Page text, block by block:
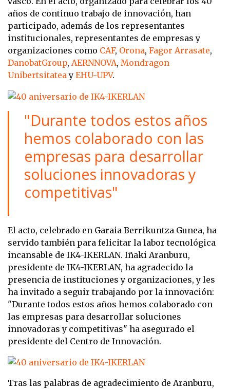
años de continuo trabajo de innovación, han
participado, además de los representantes
institucionales, representantes de empresas y
organizaciones como CAF, Orona, Fagor Arrasate,
DanobatGroup, AERNNOVA, Mondragon
Unibertsitateay EHU-UPV.
"Durante todos estos años
hemos colaborado con las
empresas para desarrollar
soluciones innovadoras y
competitivas"
El acto, celebrado en Garaia Berrikuntza Gunea, ha
servido también para felicitar la labor tecnológica
incansable de IK4-IKERLAN. Iñaki Aranburu,
presidente de IK4-IKERLAN, ha agradecido la
presencia de instituciones y organizaciones, y les
ha invitado a seguir trabajando por la innovación:
"Durante todos estos años hemos colaborado con
las empresas para desarrollar soluciones
innovadoras y competitivas" ha asegurado el
presidente del Centro de Innovación.
Tras las palabras de agradecimiento de Aranburu,